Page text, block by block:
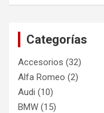
Categorías
Accesorios (32)
Alfa Romeo (2)
Audi (10)
BMW (15)